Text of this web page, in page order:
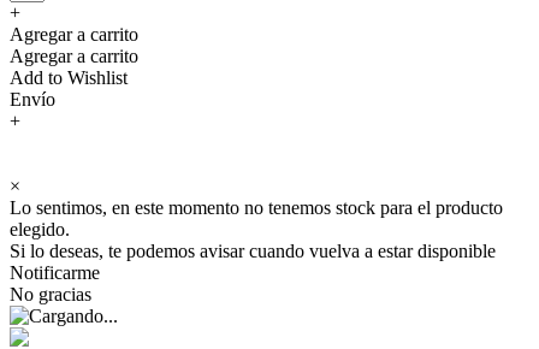
+
Agregar a carrito
Agregar a carrito
Add to Wishlist
Envío
+
×
Lo sentimos, en este momento no tenemos stock para el producto
elegido.
Si lo deseas, te podemos avisar cuando vuelva a estar disponible
Notificarme
No gracias